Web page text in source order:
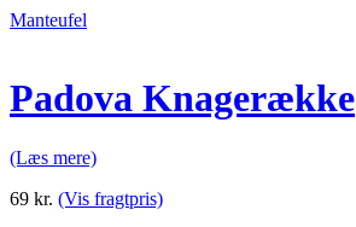
Manteufel
Padova Knagerække
(Læs mere)
69 kr. (Vis fragtpris)